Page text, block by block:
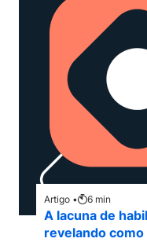
Artigo • 6 min
A lacuna de
revelando